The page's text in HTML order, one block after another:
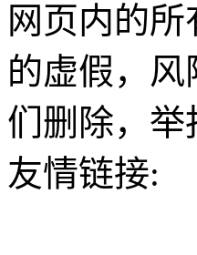
网页内的
的虚假，
们删除，
友情链接: